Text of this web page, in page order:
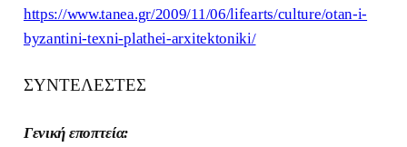
https://www.tanea.gr/2009/11/06/lifearts/culture/otan-i-
byzantini-texni-plathei-arxitektoniki/
ΣΥΝΤΕΛΕΣΤΕΣ
Γενική εποπτεία: